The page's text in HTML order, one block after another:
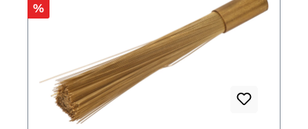
Rabatt
%